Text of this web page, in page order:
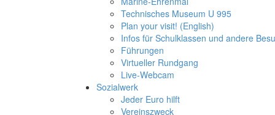
Technisches Museum U 995
Plan your visit! (English)
Infos für Schulklassen und andere
Führungen
Virtueller Rundgang
Live-Webcam
Sozialwerk
Jeder Euro hilft
Vereinszweck